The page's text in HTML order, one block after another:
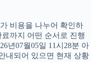
비용을 나누어 확인하
까지 어떤 순서로 진행
년07월05일 11시28분 아
내되어 있으면 현재 상황